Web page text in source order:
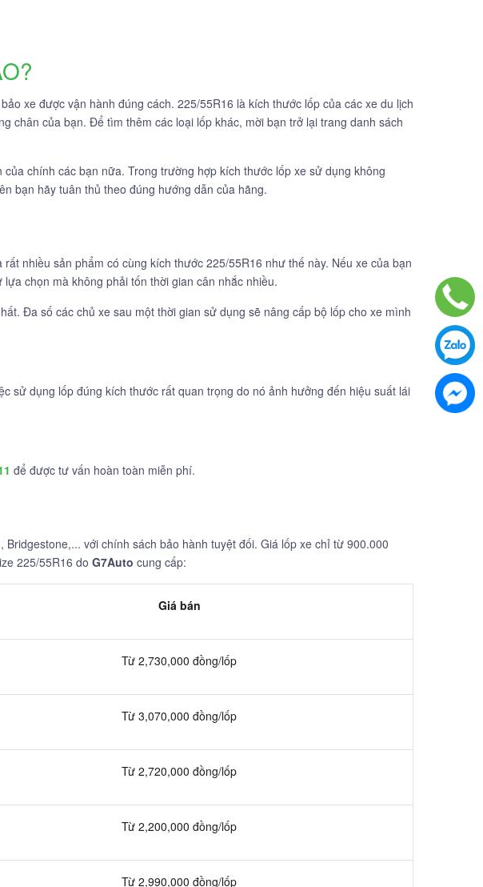
xe được vận hành đúng cách. 225/55R16 là kích thước lốp của các xe du lịch
chân của bạn. Để tìm thêm các loại lốp khác, mời bạn trở lại trang danh sách
chính các bạn nữa. Trong trường hợp kích thước lốp xe sử dụng không
bạn hãy tuân thủ theo đúng hướng dẫn của hãng.
nhiều sản phẩm có cùng kích thước 225/55R16 như thế này. Nếu xe của bạn
chọn mà không phải tốn thời gian cân nhắc nhiều.
Đa số các chủ xe sau một thời gian sử dụng sẽ nâng cấp bộ lốp cho xe mình
sử dụng lốp đúng kích thước rất quan trọng do nó ảnh hưởng đến hiệu suất lái
để được tư vấn hoàn toàn miễn phí.
với chính sách bảo hành tuyệt đối. Giá lốp xe chỉ từ 900.000
225/55R16 do G7Auto cung cấp:
Giá bán
Từ 2,730,000 đồng/lốp
Từ 3,070,000 đồng/lốp
Từ 2,720,000 đồng/lốp
Từ 2,200,000 đồng/lốp
Từ 2,990,000 đồng/lốp